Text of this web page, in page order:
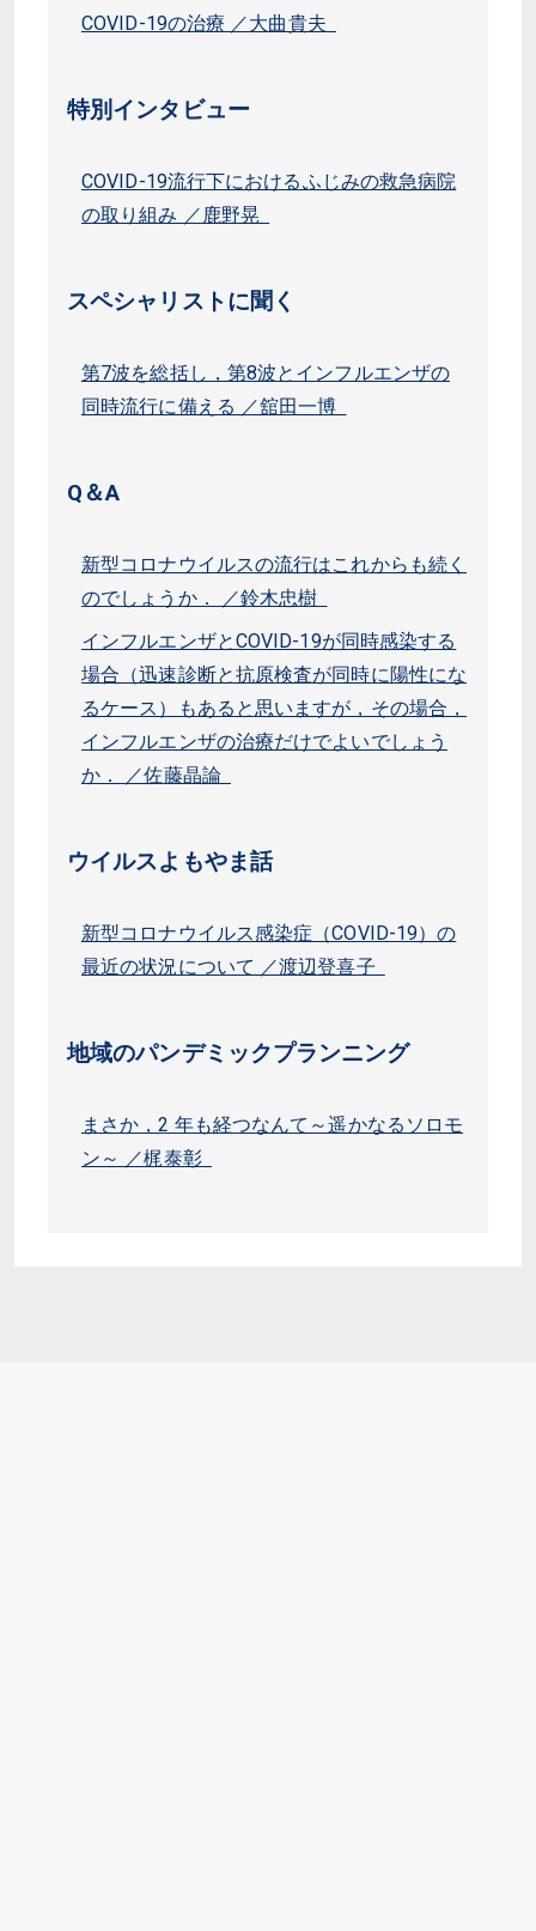
COVID-19の治療 ／大曲貴夫
特別インタビュー
COVID-19流行下におけるふじみの救急病院
の取り組み ／鹿野晃
スペシャリストに聞く
第7波を総括し，第8波とインフルエンザの
同時流行に備える ／舘田一博
Q＆A
新型コロナウイルスの流行はこれからも続く
のでしょうか． ／鈴木忠樹
インフルエンザとCOVID-19が同時感染する
場合（迅速診断と抗原検査が同時に陽性にな
るケース）もあると思いますが，その場合，
インフルエンザの治療だけでよいでしょう
か． ／佐藤晶論
ウイルスよもやま話
新型コロナウイルス感染症（COVID-19）の
最近の状況について ／渡辺登喜子
地域のパンデミックプランニング
まさか，2 年も経つなんて～遥かなるソロモ
ン～ ／梶泰彰